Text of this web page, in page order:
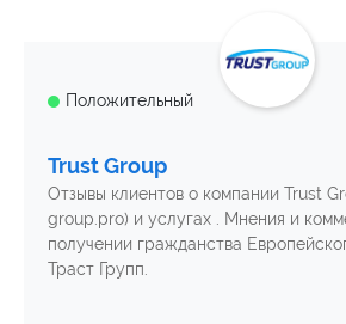
Положительный
Trust Group
Отзывы клиентов о компании Trust
group.pro) и услугах . Мнения и
получении гражданства
Траст Групп.